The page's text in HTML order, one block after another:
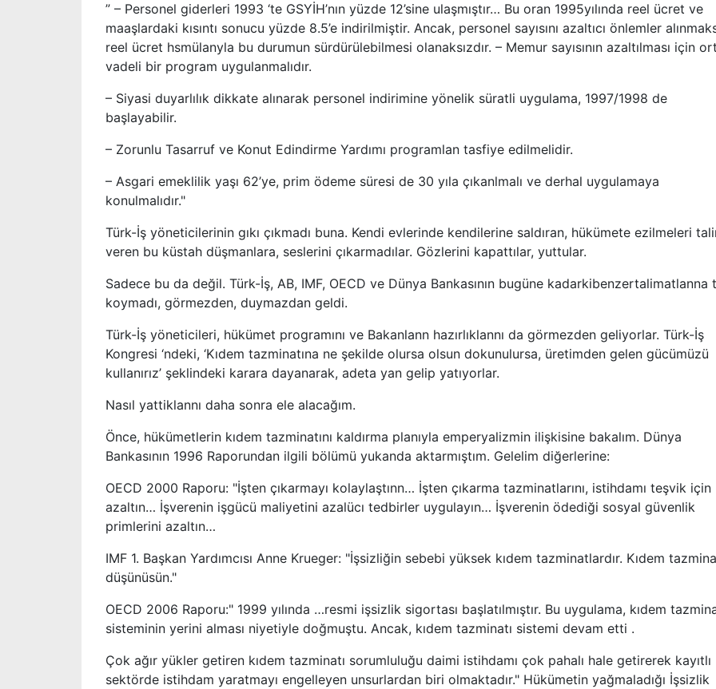
” – Personel giderleri 1993 ‘te GSYİH’nın yüzde 12’sine ulaşmıştır… Bu oran 1995yılında reel ücret ve
maaşlardaki kısıntı sonucu yüzde 8.5’e indirilmiştir. Ancak, personel sayısını azaltıcı önlemler
reel ücret hsmülanyla bu durumun sürdürülebilmesi olanaksızdır. – Memur sayısının azaltılması için
vadeli bir program uygulanmalıdır.
– Siyasi duyarlılık dikkate alınarak personel indirimine yönelik süratli uygulama, 1997/1998 de
başlayabilir.
– Zorunlu Tasarruf ve Konut Edindirme Yardımı programlan tasfiye edilmelidir.
– Asgari emeklilik yaşı 62’ye, prim ödeme süresi de 30 yıla çıkanlmalı ve derhal uygulamaya
konulmalıdır."
Türk-İş yöneticilerinin gıkı çıkmadı buna. Kendi evlerinde kendilerine saldıran, hükümete ezilmeleri
veren bu küstah düşmanlara, seslerini çıkarmadılar. Gözlerini kapattılar, yuttular.
Sadece bu da değil. Türk-İş, AB, IMF, OECD ve Dünya Bankasının bugüne kadarkibenzertalimatlanna
koymadı, görmezden, duymazdan geldi.
Türk-İş yöneticileri, hükümet programını ve Bakanlann hazırlıklannı da görmezden geliyorlar. Türk-İş
Kongresi ‘ndeki, ‘Kıdem tazminatına ne şekilde olursa olsun dokunulursa, üretimden gelen gücümüzü
kullanırız’ şeklindeki karara dayanarak, adeta yan gelip yatıyorlar.
Nasıl yattiklannı daha sonra ele alacağım.
Önce, hükümetlerin kıdem tazminatını kaldırma planıyla emperyalizmin ilişkisine bakalım. Dünya
Bankasının 1996 Raporundan ilgili bölümü yukanda aktarmıştım. Gelelim diğerlerine:
OECD 2000 Raporu: "İşten çıkarmayı kolaylaştınn… İşten çıkarma tazminatlarını, istihdamı teşvik için
azaltın… İşverenin işgücü maliyetini azalücı tedbirler uygulayın… İşverenin ödediği sosyal güvenlik
primlerini azaltın…
IMF 1. Başkan Yardımcısı Anne Krueger: "İşsizliğin sebebi yüksek kıdem tazminatlardır. Kıdem
düşünüsün."
OECD 2006 Raporu:" 1999 yılında …resmi işsizlik sigortası başlatılmıştır. Bu uygulama, kıdem
sisteminin yerini alması niyetiyle doğmuştu. Ancak, kıdem tazminatı sistemi devam etti .
Çok ağır yükler getiren kıdem tazminatı sorumluluğu daimi istihdamı çok pahalı hale getirerek kayıtlı
sektörde istihdam yaratmayı engelleyen unsurlardan biri olmaktadır." Hükümetin yağmaladığı İşsizlik